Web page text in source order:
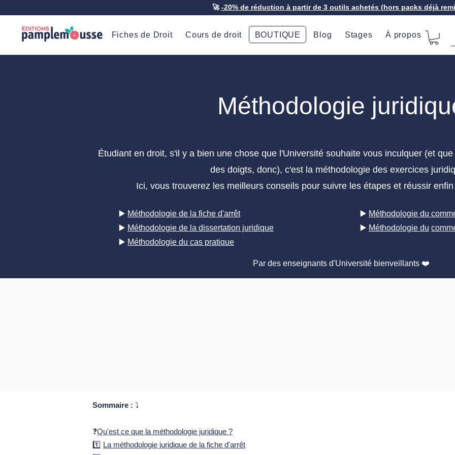
🚀-20% de réduction à partir de 3 outils achetés (hors packs déjà
Fiches de Droit Cours de droit BOUTIQUE Blog Stages À propos
Méthodologie
Étudiant en droit, s'il y a bien une chose que l'Université souhaite vous inculquer (et
des doigts, donc), c'est la méthodologie des exercices
Ici, vous trouverez les meilleurs conseils pour suivre les étapes et réussir
▶️ Méthodologie de la fiche d'arrêt
▶️ Méthodologie de la dissertation juridique
▶️ Méthodologie du cas pratique
▶️ Méthodologie du
▶️ Méthodologie du
​Par des enseignants d'Université bienveillants ❤️
Sommaire : ⤵️
❓Qu'est ce que la méthodologie juridique ?
1️⃣ La méthodologie juridique de la fiche d'arrêt